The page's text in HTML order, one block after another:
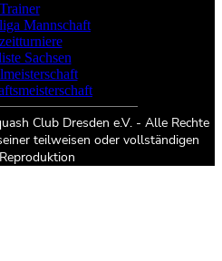
Trainer
Mannschaft
Sachsen
Club Dresden e.V. - Alle Rechte
teilweisen oder vollständigen
Reproduktion